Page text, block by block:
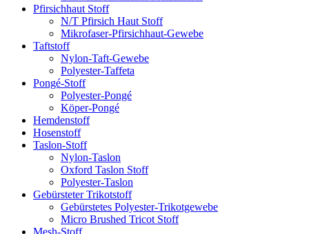
Pfirsichhaut Stoff
N/T Pfirsich Haut Stoff
Mikrofaser-Pfirsichhaut-Gewebe
Taftstoff
Nylon-Taft-Gewebe
Polyester-Taffeta
Pongé-Stoff
Polyester-Pongé
Köper-Pongé
Hemdenstoff
Hosenstoff
Taslon-Stoff
Nylon-Taslon
Oxford Taslon Stoff
Polyester-Taslon
Gebürsteter Trikotstoff
Gebürstetes Polyester-Trikotgewebe
Micro Brushed Tricot Stoff
Mesh-Stoff